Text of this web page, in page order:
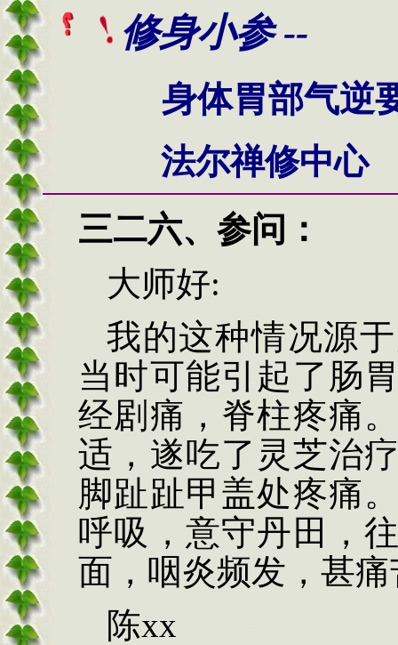
修身小参 --
身体胃部气逆
法尔禅修中心
三二六、 参问：
大师好:
我的这种情况源
当时可能引起了肠
经剧痛，脊柱疼痛
适，遂吃了灵芝治
脚趾趾甲盖处疼痛
呼吸，意守丹田，
面，咽炎频发，甚
陈xx